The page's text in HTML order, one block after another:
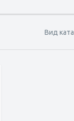
Вид